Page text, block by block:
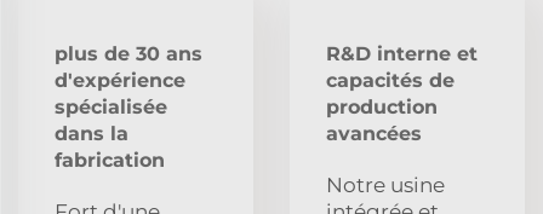
plus de 30 ans
d'expérience
spécialisée
dans la
fabrication
R&D interne et
capacités de
production
avancées
Notre usine